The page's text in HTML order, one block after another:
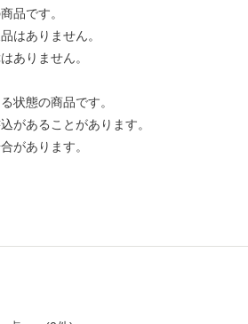
です。
ありません。
りません。
態の商品です。
あることがあります。
あります。